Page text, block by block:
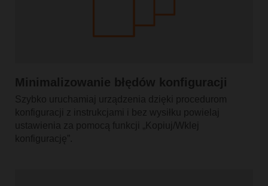
Minimalizowanie błędów konfiguracji
Szybko uruchamiaj urządzenia dzięki procedurom
konfiguracji z instrukcjami i bez wysiłku powielaj
ustawienia za pomocą funkcji „Kopiuj/Wklej
konfigurację”.